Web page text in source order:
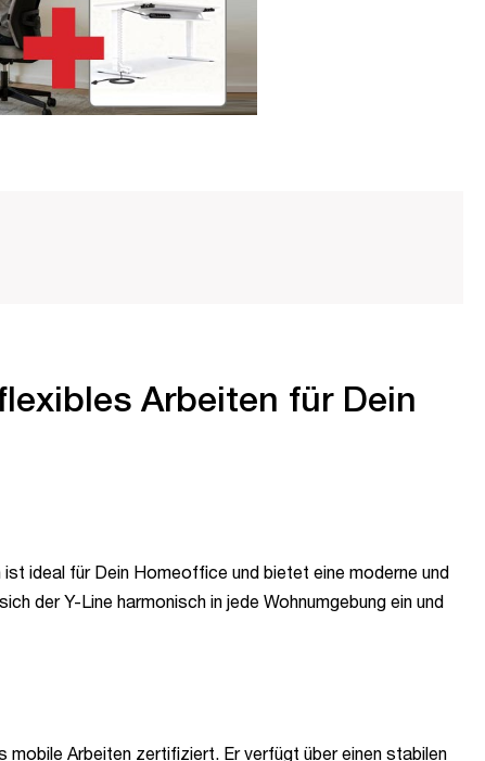
Arbeiten für Dein
ideal für Dein Homeoffice und bietet eine moderne und
der Y-Line harmonisch in jede Wohnumgebung ein und
Arbeiten zertifiziert. Er verfügt über einen stabilen